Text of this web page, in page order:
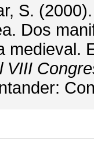
S.
Dos
medieval.
VIII